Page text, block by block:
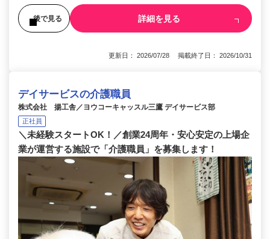
後で見る 詳細を見る
更新日： 2026/07/28 掲載終了日： 2026/10/31
デイサービスの介護職員
株式会社 揚工舎／ヨウコーキャッスル三鷹 デイサービス部
正社員
＼未経験スタートOK！／創業24周年・安心安定の上場企
業が運営する施設で「介護職員」を募集します！